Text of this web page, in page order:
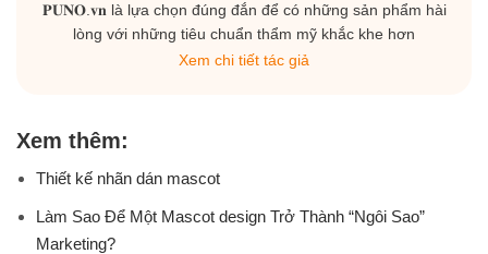
𝐏𝐔𝐍𝐎.𝐯𝐧 là lựa chọn đúng đắn để có những sản phẩm hài
lòng với những tiêu chuẩn thẩm mỹ khắc khe hơn
Xem chi tiết tác giả
Xem thêm:
Thiết kế nhãn dán mascot
Làm Sao Để Một Mascot design Trở Thành “Ngôi Sao”
Marketing?